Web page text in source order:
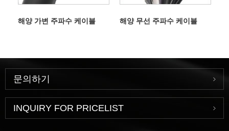
해양 가변 주파수 케이블 해양 무선 주파수 케이블
문의하기
INQUIRY FOR PRICELIST